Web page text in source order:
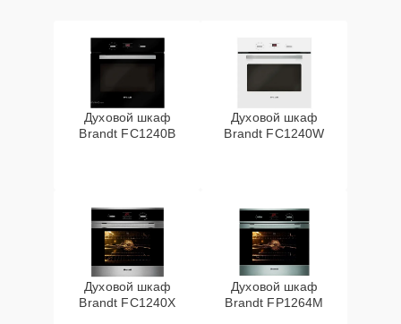
Духовой шкаф
Brandt FC1240B
Духовой шкаф
Brandt FC1240W
Духовой шкаф
Brandt FC1240X
Духовой шкаф
Brandt FP1264M